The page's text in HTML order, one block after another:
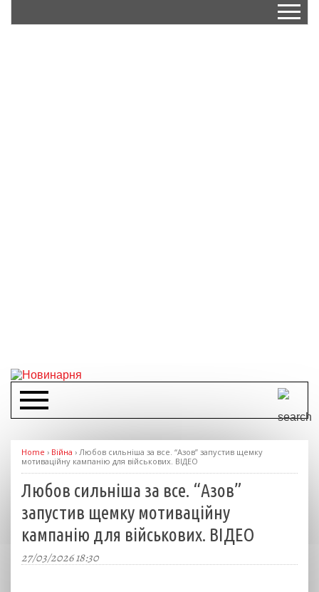
Home › Війна › Любов сильніша за все. “Азов” запустив щемку
мотиваційну кампанію для військових. ВІДЕО
Любов сильніша за все. “Азов”
запустив щемку мотиваційну
кампанію для військових. ВІДЕО
27/03/2026 18:30